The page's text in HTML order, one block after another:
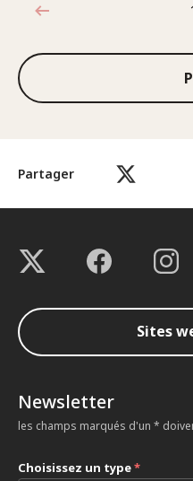
Partager
Sites
Newsletter
les champs marqués d'un *
Choisissez un type*